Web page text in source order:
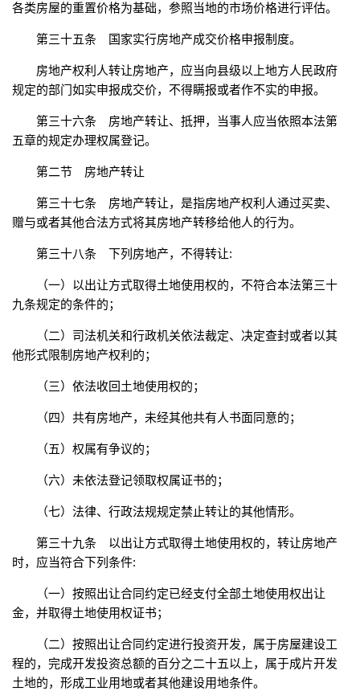
各类房屋的重置价格为基础，参照当地的市场价格进行评估。
第三十五条 国家实行房地产成交价格申报制度。
房地产权利人转让房地产，应当向县级以上地方人民政府
规定的部门如实申报成交价，不得瞒报或者作不实的申报。
第三十六条 房地产转让、抵押，当事人应当依照本法第
五章的规定办理权属登记。
第二节 房地产转让
第三十七条 房地产转让，是指房地产权利人通过买卖、
赠与或者其他合法方式将其房地产转移给他人的行为。
第三十八条 下列房地产，不得转让:
（一）以出让方式取得土地使用权的，不符合本法第三十
九条规定的条件的；
（二）司法机关和行政机关依法裁定、决定查封或者以其
他形式限制房地产权利的；
（三）依法收回土地使用权的；
（四）共有房地产，未经其他共有人书面同意的；
（五）权属有争议的；
（六）未依法登记领取权属证书的；
（七）法律、行政法规规定禁止转让的其他情形。
第三十九条 以出让方式取得土地使用权的，转让房地产
时，应当符合下列条件:
（一）按照出让合同约定已经支付全部土地使用权出让
金，并取得土地使用权证书；
（二）按照出让合同约定进行投资开发，属于房屋建设工
程的，完成开发投资总额的百分之二十五以上，属于成片开发
土地的，形成工业用地或者其他建设用地条件。